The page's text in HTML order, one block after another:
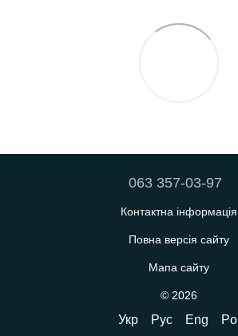
063 357-03-97
Контактна інформація
Повна версія сайту
Мапа сайту
© 2026
Укр Рус Eng Pol